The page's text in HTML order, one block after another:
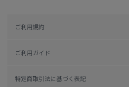
ご利用規約
ご利用ガイド
特定商取引法に基づく表記